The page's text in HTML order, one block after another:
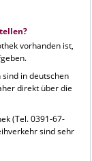
vorhanden ist,
in deutschen
direkt über die
(Tel. 0391-67-
sind sehr